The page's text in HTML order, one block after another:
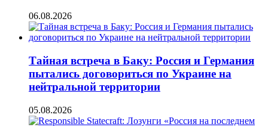
06.08.2026
Тайная встреча в Баку: Россия и Германия
пытались договориться по Украине на
нейтральной территории
05.08.2026